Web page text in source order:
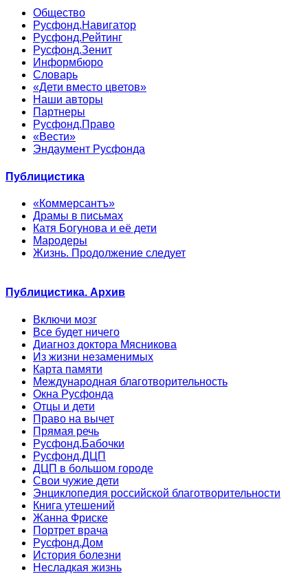
Общество
Русфонд.Навигатор
Русфонд.Рейтинг
Русфонд.Зенит
Информбюро
Словарь
«Дети вместо цветов»
Наши авторы
Партнеры
Русфонд.Право
«Вести»
Эндаумент Русфонда
Публицистика
«Коммерсантъ»
Драмы в письмах
Катя Богунова и её дети
Мародеры
Жизнь. Продолжение следует
Публицистика. Архив
Включи мозг
Все будет ничего
Диагноз доктора Мясникова
Из жизни незаменимых
Карта памяти
Международная благотворительность
Окна Русфонда
Отцы и дети
Право на вычет
Прямая речь
Русфонд.Бабочки
Русфонд.ДЦП
ДЦП в большом городе
Свои чужие дети
Энциклопедия российской благотворительности
Книга утешений
Жанна Фриске
Портрет врача
Русфонд.Дом
История болезни
Несладкая жизнь